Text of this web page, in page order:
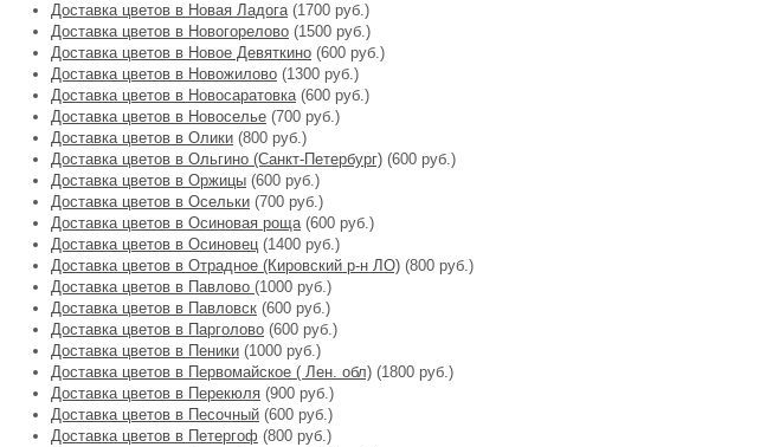
Доставка цветов в Новая Ладога(1700 руб.)
Доставка цветов в Новогорелово (1500 руб.)
Доставка цветов в Новое Девяткино (600 руб.)
Доставка цветов в Новожилово (1300 руб.)
Доставка цветов в Новосаратовка(600 руб.)
Доставка цветов в Новоселье (700 руб.)
Доставка цветов в Олики (800 руб.)
Доставка цветов в Ольгино (Санкт-Петербург) (600 руб.)
Доставка цветов в Оржицы (600 руб.)
Доставка цветов в Осельки (700 руб.)
Доставка цветов в Осиновая роща(600 руб.)
Доставка цветов в Осиновец (1400 руб.)
Доставка цветов в Отрадное (Кировский р-н ЛО) (800 руб.)
Доставка цветов в Павлово (1000 руб.)
Доставка цветов в Павловск (600 руб.)
Доставка цветов в Парголово (600 руб.)
Доставка цветов в Пеники (1000 руб.)
Доставка цветов в Первомайское ( Лен. обл) (1800 руб.)
Доставка цветов в Перекюля (900 руб.)
Доставка цветов в Песочный (600 руб.)
Доставка цветов в Петергоф (800 руб.)